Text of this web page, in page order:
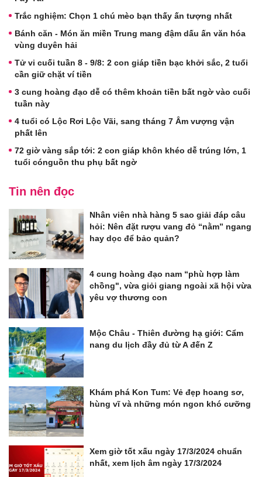
Trắc nghiệm: Chọn 1 chú mèo bạn thấy ấn tượng nhất
Bánh căn - Món ăn miền Trung mang đậm dấu ấn văn hóa
vùng duyên hải
Tử vi cuối tuần 8 - 9/8: 2 con giáp tiền bạc khởi sắc, 2 tuổi
cần giữ chặt ví tiền
3 cung hoàng đạo dễ có thêm khoản tiền bất ngờ vào cuối
tuần này
4 tuổi có Lộc Rơi Lộc Vãi, sang tháng 7 Âm vượng vận
phất lên
72 giờ vàng sắp tới: 2 con giáp khôn khéo dễ trúng lớn, 1
tuổi cónguồn thu phụ bất ngờ
Tin nên đọc
Nhân viên nhà hàng 5 sao giải đáp câu
hỏi: Nên đặt rượu vang đỏ “nằm” ngang
hay dọc để bảo quản?
4 cung hoàng đạo nam “phù hợp làm
chồng", vừa giỏi giang ngoài xã hội vừa
yêu vợ thương con
Mộc Châu - Thiên đường hạ giới: Cẩm
nang du lịch đầy đủ từ A đến Z
Khám phá Kon Tum: Vẻ đẹp hoang sơ,
hùng vĩ và những món ngon khó cưỡng
Xem giờ tốt xấu ngày 17/3/2024 chuẩn
nhất, xem lịch âm ngày 17/3/2024